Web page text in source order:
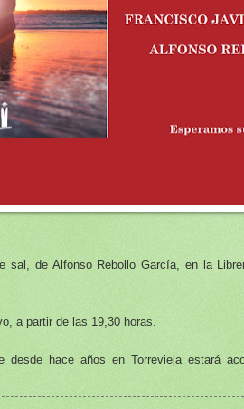
sal, de Alfonso Rebollo García, en la
a partir de las 19,30 horas.
desde hace años en Torrevieja estará